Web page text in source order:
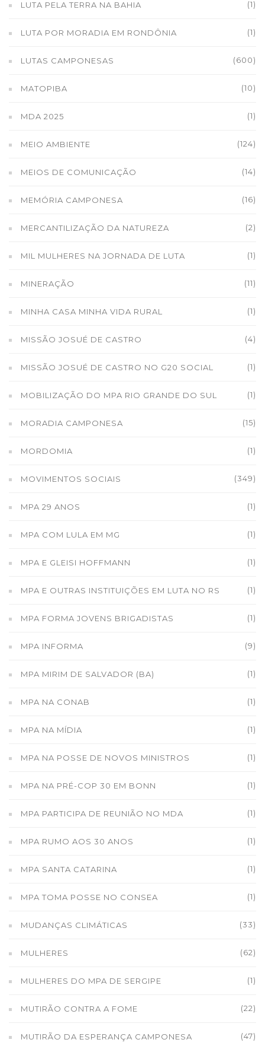
LUTA PELA TERRA NA BAHIA (1)
LUTA POR MORADIA EM RONDÔNIA (1)
LUTAS CAMPONESAS (600)
MATOPIBA (10)
MDA 2025 (1)
MEIO AMBIENTE (124)
MEIOS DE COMUNICAÇÃO (14)
MEMÓRIA CAMPONESA (16)
MERCANTILIZAÇÃO DA NATUREZA (2)
MIL MULHERES NA JORNADA DE LUTA (1)
MINERAÇÃO (11)
MINHA CASA MINHA VIDA RURAL (1)
MISSÃO JOSUÉ DE CASTRO (4)
MISSÃO JOSUÉ DE CASTRO NO G20 SOCIAL (1)
MOBILIZAÇÃO DO MPA RIO GRANDE DO SUL (1)
MORADIA CAMPONESA (15)
MORDOMIA (1)
MOVIMENTOS SOCIAIS (349)
MPA 29 ANOS (1)
MPA COM LULA EM MG (1)
MPA E GLEISI HOFFMANN (1)
MPA E OUTRAS INSTITUIÇÕES EM LUTA NO RS (1)
MPA FORMA JOVENS BRIGADISTAS (1)
MPA INFORMA (9)
MPA MIRIM DE SALVADOR (BA) (1)
MPA NA CONAB (1)
MPA NA MÍDIA (1)
MPA NA POSSE DE NOVOS MINISTROS (1)
MPA NA PRÉ-COP 30 EM BONN (1)
MPA PARTICIPA DE REUNIÃO NO MDA (1)
MPA RUMO AOS 30 ANOS (1)
MPA SANTA CATARINA (1)
MPA TOMA POSSE NO CONSEA (1)
MUDANÇAS CLIMÁTICAS (33)
MULHERES (62)
MULHERES DO MPA DE SERGIPE (1)
MUTIRÃO CONTRA A FOME (22)
MUTIRÃO DA ESPERANÇA CAMPONESA (47)